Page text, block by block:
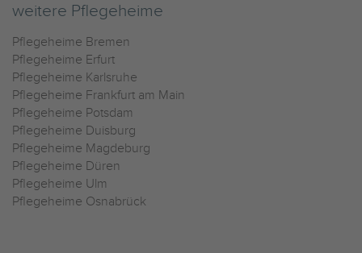
weitere Pflegeheime
Pflegeheime Bremen
Pflegeheime Erfurt
Pflegeheime Karlsruhe
Pflegeheime Frankfurt am Main
Pflegeheime Potsdam
Pflegeheime Duisburg
Pflegeheime Magdeburg
Pflegeheime Düren
Pflegeheime Ulm
Pflegeheime Osnabrück